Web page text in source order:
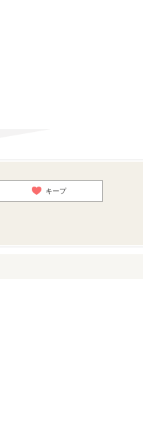
キープ